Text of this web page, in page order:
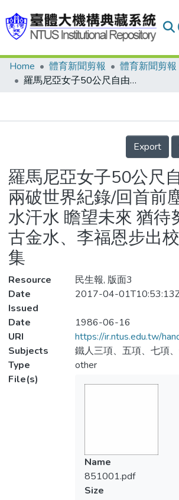
Communities & Collections
Statistics
Home 體育新聞剪報
體育新聞剪報
羅馬尼亞女子50公尺自由式 一人兩破世界紀錄/回首前塵 交織淚水汗水 瞻望未來 猶待努力衝刺 古金水、李福恩步出校門百感交集
Details
Export
羅馬尼亞女子50公尺
兩破世界紀錄/回首前
水汗水 瞻望未來 猶待
古金水、李福恩步出
集
Resource
民生報, 版面3
Date
Issued
2017-04-
Date
1986-06-16
URI
https://ir.ntus.edu.tw/
Subjects
鐵人三項、五項、七項
Type
other
File(s)
Name
851001.pdf
Size